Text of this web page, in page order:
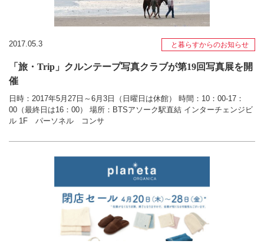
2017.05.3 と暮らすからのお知らせ
「旅・Trip」クルンテープ写真クラブが第19回写真展を開
催
日時：2017年5月27日～6月3日（日曜日は休館） 時間：10：00-17：
00（最終日は16：00） 場所：BTSアソーク駅直結 インターチェンジビ
ル 1F パーソネル コンサ